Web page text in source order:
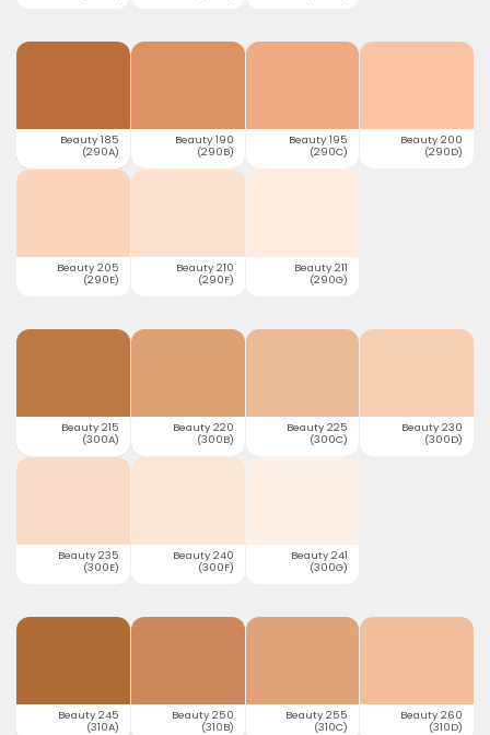
Beauty 185
(290A)
Beauty 190
(290B)
Beauty 195
(290C)
Beauty 200
(290D)
Beauty 205
(290E)
Beauty 210
(290F)
Beauty 211
(290G)
Beauty 215
(300A)
Beauty 220
(300B)
Beauty 225
(300C)
Beauty 230
(300D)
Beauty 235
(300E)
Beauty 240
(300F)
Beauty 241
(300G)
Beauty 245
(310A)
Beauty 250
(310B)
Beauty 255
(310C)
Beauty 260
(310D)